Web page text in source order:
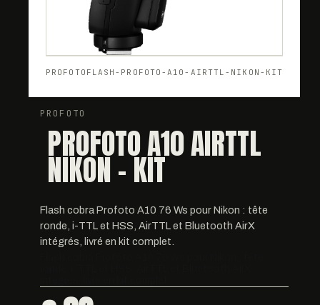
PROFOTO FLASH-PROFOTO-A10-AIRTTL-NIKON-KIT
PROFOTO
PROFOTO A10 AIRTTL
NIKON - KIT
Flash cobra Profoto A10 76 Ws pour Nikon : tête
ronde, i-TTL et HSS, AirTTL et Bluetooth AirX
intégrés, livré en kit complet.